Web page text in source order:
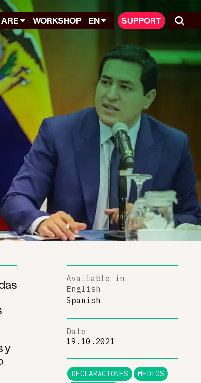
WORKSHOP EN SUPPORT
y
Available in
English
Spanish
Date
19.10.2021
DECLARACIONES
MEDIOS